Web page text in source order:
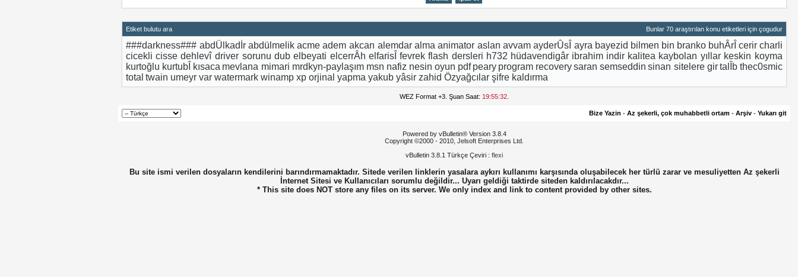
Bunlar 70 araştırılan konu etiketleri için çogudur
Etiket bulutu ara
###darkness###abdÜlkadİr abdülmelik acme ademakcanalemdar alma animator aslan avvam ayderÛsÎ ayra bayezid bilmen bin branko buhÂrÎ cerir charli
cicekli cisse dehlevî driver sorunu dub elbeyati elcerrÂh elfarisÎ fevrek flash dersleri h732 hüdavendigâr ibrahim indir kalitea kaybolan yıllar keskin koyma
kurtoğlu kurtubÎ kısaca mevlana mimari mrdkyn-paylaşım msn nafiz nesinoyun pdf peary program recoverysaransemseddin sinan sitelere girtalÎbthec0smic
total twain umeyr var watermark winamp xp orjinal yapma yakub yâsir zahid Özyağcılar şifre kaldırma
WEZ Format +3. Şuan Saat: 19:55:32.
Bize Yazin - Az şekerli, çok muhabbetli ortam - Arşiv - Yukarı git
Powered by vBulletin® Version 3.8.4
Copyright ©2000 - 2010, Jelsoft Enterprises Ltd.
vBulletin 3.8.1 Türkçe Çeviri : flexi
Bu site ismi verilen dosyaların kendilerini barındırmamaktadır. Sitede verilen linklerin yasalara aykırı kullanımı karşısında oluşabilecek her türlü zarar ve mesuliyetten Az şekerli
İnternet Sitesi ve Kullanıcıları sorumlu değildir... Uyarı geldiği taktirde siteden kaldırılacakdır...
* This site does NOT store any files on its server. We only index and link to content provided by other sites.